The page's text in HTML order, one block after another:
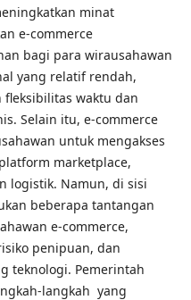
minat
e-commerce
bagi para wirausahawan
yang relatif rendah,
fleksibilitas waktu dan
Selain itu, e-commerce
untuk mengakses
marketplace,
logistik. Namun, di sisi
beberapa tantangan
e-commerce,
penipuan, dan
teknologi. Pemerintah
langkah yang